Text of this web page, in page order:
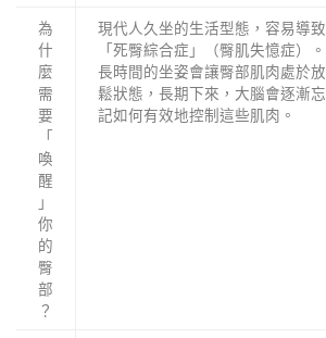
為
什
麼
需
要
「
喚
醒
」
你
的
臀
部
？
現代人久坐的生活型態，容易導致
「死臀綜合症」（臀肌失憶症）。
長時間的坐姿會讓臀部肌肉處於放
鬆狀態，長期下來，大腦會逐漸忘
記如何有效地控制這些肌肉。